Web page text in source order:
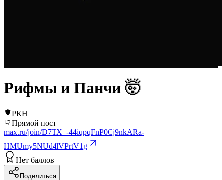
Рифмы и Панчи 🤯
РКН
Прямой пост
max.ru/join/D7TX_-44iqpqFnP0Cj9nkARa-
HMUmy5NUd4lVPrtV1g
Нет баллов
Поделиться